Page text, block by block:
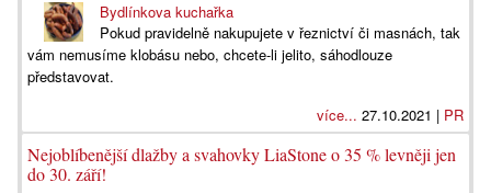
Bydlínkova kuchařka
Pokud pravidelně nakupujete v řeznictví či masnách, tak
vám nemusíme klobásu nebo, chcete-li jelito, sáhodlouze
představovat.
více... 27.10.2021 | PR
Nejoblíbenější dlažby a svahovky LiaStone o 35 % levněji jen
do 30. září!